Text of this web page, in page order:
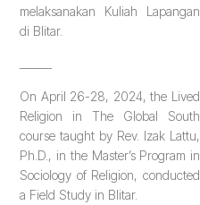
melaksanakan Kuliah Lapangan
di Blitar.
On April 26-28, 2024, the Lived
Religion in The Global South
course taught by Rev. Izak Lattu,
Ph.D., in the Master’s Program in
Sociology of Religion, conducted
a Field Study in Blitar.